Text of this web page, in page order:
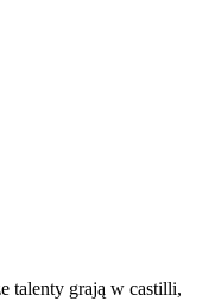
talenty grają w castilli,